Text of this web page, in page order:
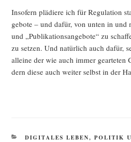
Inso­fern plä­die­re ich für Regu­la­ti­on
ge­bo­te – und dafür, von unten in und
und „Publi­ka­ti­ons­an­ge­bo­te“ zu
zu set­zen. Und natür­lich auch dafür,
allei­ne der wie auch immer gear­te­ten
dern die­se auch wei­ter selbst in der
KATEGORIEN
DIGITALES LEBEN, POLITIK